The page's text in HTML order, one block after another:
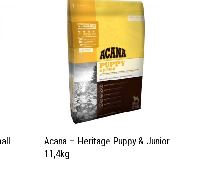
Acana – Heritage Puppy & Junior
11,4kg